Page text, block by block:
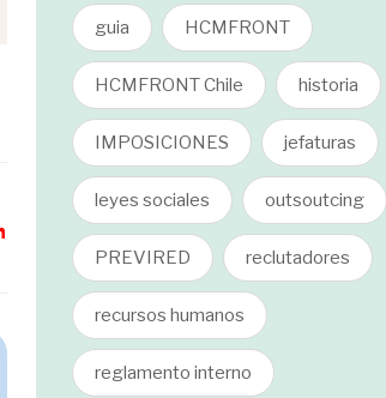
guia HCMFRONT
HCMFRONT Chile historia
IMPOSICIONES jefaturas
leyes sociales outsoutcing
PREVIRED reclutadores
recursos humanos
reglamento interno